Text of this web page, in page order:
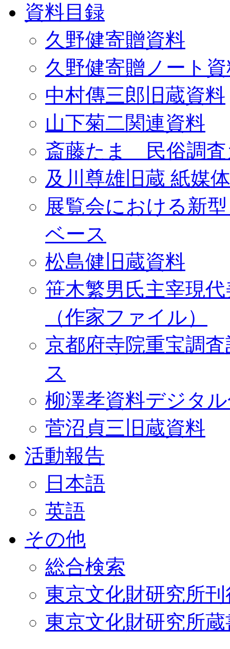
資料目録
久野健寄贈資料
久野健寄贈ノート
中村傳三郎旧蔵資料
山下菊二関連資料
斎藤たま 民俗調査
及川尊雄旧蔵 紙媒
展覧会における新
ベース
松島健旧蔵資料
笹木繁男氏主宰現
（作家ファイル）
京都府寺院重宝調
ス
柳澤孝資料デジタ
菅沼貞三旧蔵資料
活動報告
日本語
英語
その他
総合検索
東京文化財研究所
東京文化財研究所